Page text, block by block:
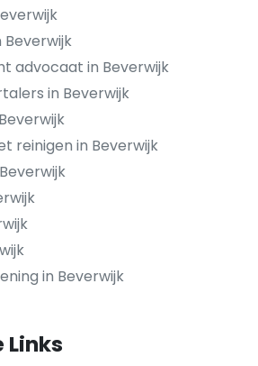
advocaat in Beverwijk
in Beverwijk
reinigen in Beverwijk
in Beverwijk